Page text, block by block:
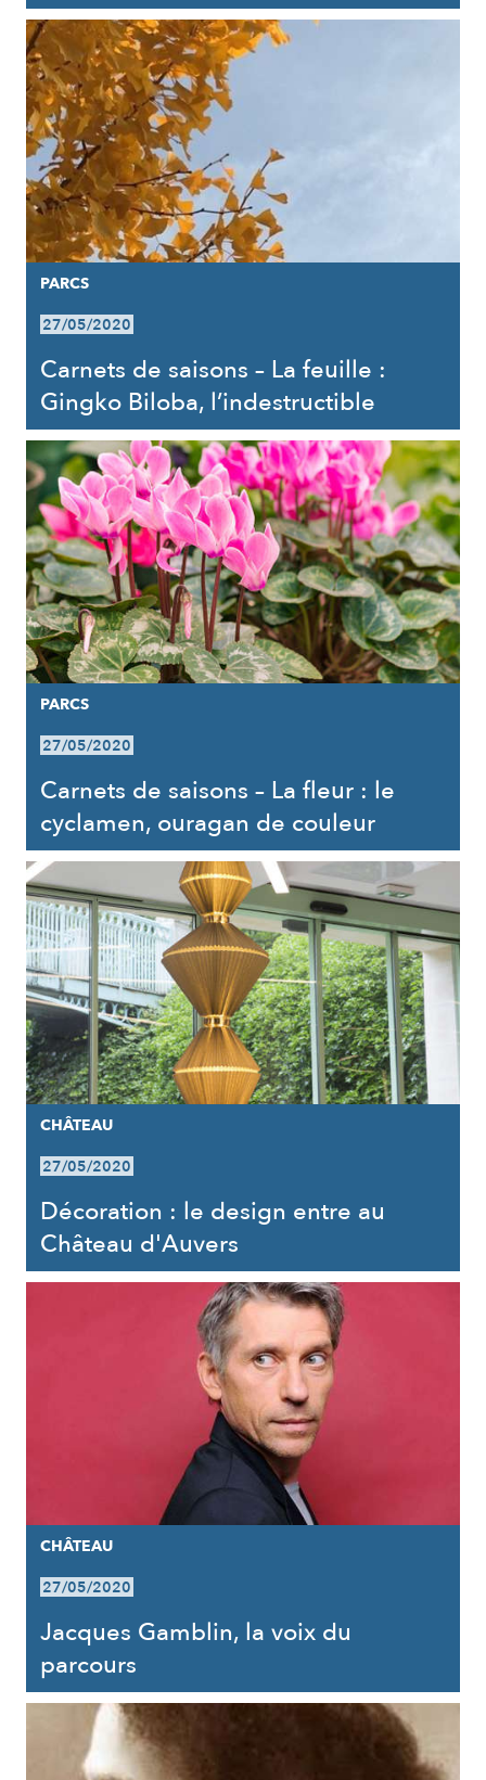
PARCS
27/05/2020
Carnets de saisons – La feuille :
Gingko Biloba, l’indestructible
PARCS
27/05/2020
Carnets de saisons – La fleur : le
cyclamen, ouragan de couleur
CHÂTEAU
27/05/2020
Décoration : le design entre au
Château d'Auvers
CHÂTEAU
27/05/2020
Jacques Gamblin, la voix du
parcours